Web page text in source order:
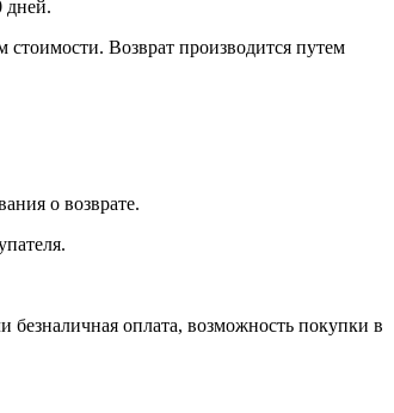
дней.
Возврат производится путем
о возврате.
оплата, возможность покупки в